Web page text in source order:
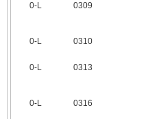
0‑L 0309
0‑L 0310
0‑L 0313
0‑L 0316